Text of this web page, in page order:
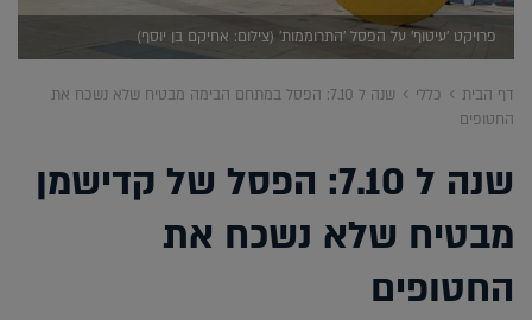
פרויקט 'עיטוף' על הפסל 'התרוממות' (צילום: אחיקם בן יוסף)
דף הבית כללי
שנה ל 7.10: הפסל במתחם הבימה מבטיח שלא נשכח את
החטופים
שנה ל 7.10: הפסל של קדישמן
מבטיח שלא נשכח את
החטופים